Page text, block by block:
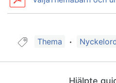
Guide taggad med:
Thema
Hjälpte